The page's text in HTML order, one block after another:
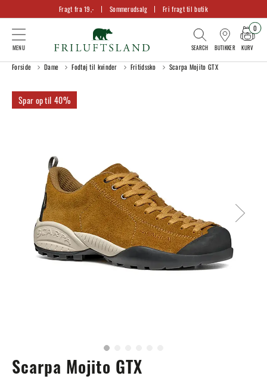
Fragt fra 19,- Sommerudsalg Fri fragt til butik
BUTIKKER KURV
0
Forside Dame Fodtøj til kvinder Fritidssko Scarpa Mojito GTX
40%
Scarpa Mojito GTX